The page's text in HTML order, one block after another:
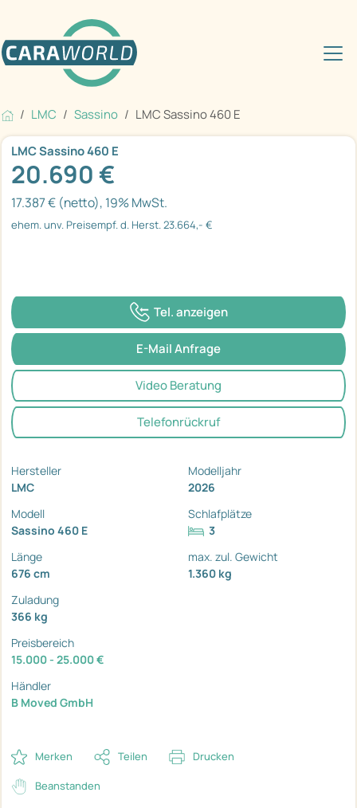
LMC Sassino LMC Sassino 460 E
LMC Sassino 460 E
20.690 €
17.387 € (netto), 19% MwSt.
ehem. unv. Preisempf. d. Herst. 23.664,- €
Tel. anzeigen
E-Mail Anfrage
Video Beratung
Telefonrückruf
Hersteller
LMC
Modelljahr
2026
Modell
Sassino 460 E
Schlafplätze
3
Länge
676 cm
max. zul. Gewicht
1.360 kg
Zuladung
366 kg
Preisbereich
15.000 - 25.000 €
Händler
B Moved GmbH
Merken Teilen Drucken
Beanstanden